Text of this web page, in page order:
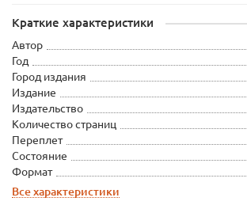
Краткие характеристики
Автор
Год
Город издания
Издание
Издательство
Количество страниц
Переплет
Состояние
Формат
Все характеристики